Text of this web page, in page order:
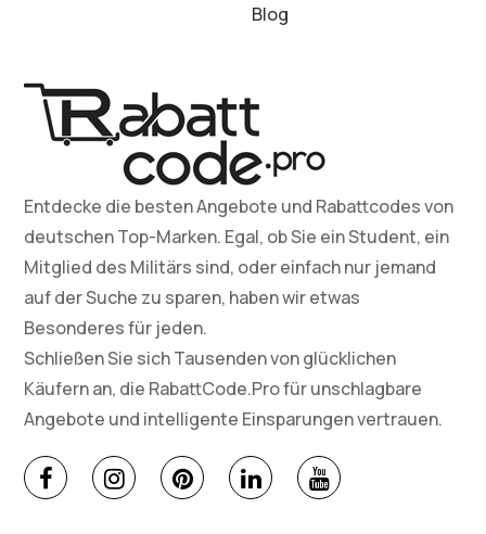
Blog
Entdecke die besten Angebote und Rabattcodes von
deutschen Top-Marken. Egal, ob Sie ein Student, ein
Mitglied des Militärs sind, oder einfach nur jemand
auf der Suche zu sparen, haben wir etwas
Besonderes für jeden.
Schließen Sie sich Tausenden von glücklichen
Käufern an, die RabattCode.Pro für unschlagbare
Angebote und intelligente Einsparungen vertrauen.